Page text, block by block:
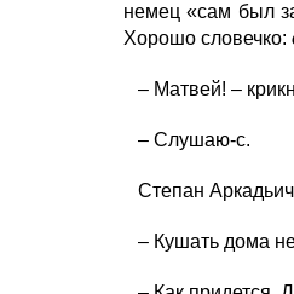
немец «сам был
Хорошо словечко:
– Матвей! –
– Слушаю-с.
Степан
– Кушать дома